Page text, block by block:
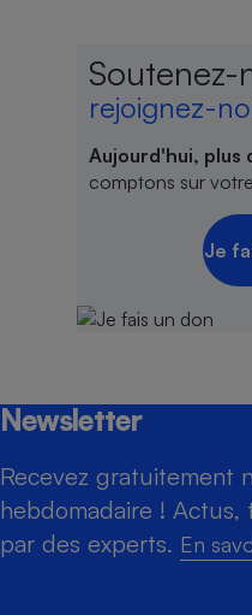
Soutenez-
rejoignez-
Aujourd'hui, plus
comptons sur
Je
Newsletter
Recevez gratuitement
hebdomadaire ! Actus,
par des experts. En